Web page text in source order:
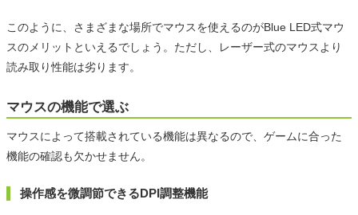
このように、さまざまな場所でマウスを使えるのがBlue LED式マウ
スのメリットといえるでしょう。ただし、レーザー式のマウスより
読み取り性能は劣ります。
マウスの機能で選ぶ
マウスによって搭載されている機能は異なるので、ゲームに合った
機能の確認も欠かせません。
操作感を微調節できるDPI調整機能